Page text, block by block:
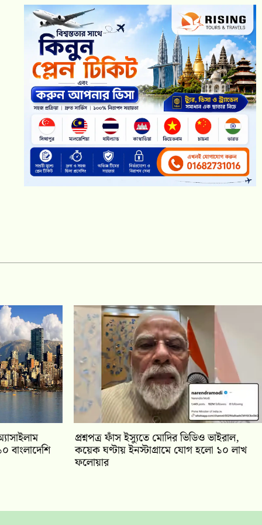
বাংলাদেশি
প্রশ্নপত্র ফাঁস ইস্যুতে মোদির ভিডিও ভাইরাল,
কয়েক ঘণ্টায় ইনস্টাগ্রামে যোগ হলো ১০ লাখ
ফলোয়ার